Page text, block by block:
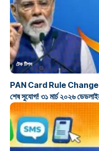
টেক টিপস
PAN Card Rule Change
শেষ সুযোগ! ৩১ মার্চ ২০২৬